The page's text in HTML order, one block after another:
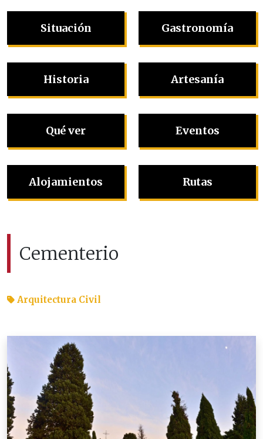
Situación
Historia
Qué ver
Alojamientos
Gastronomía
Artesanía
Eventos
Rutas
Cementerio
Arquitectura Civil